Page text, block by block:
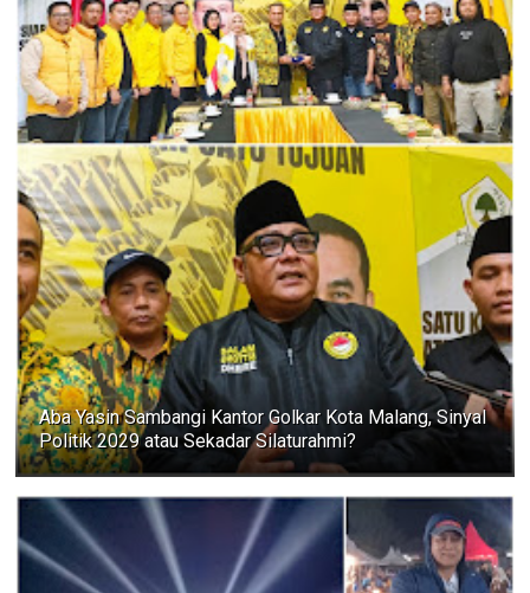
Aba Yasin Sambangi Kantor Golkar Kota Malang, Sinyal
Politik 2029 atau Sekadar Silaturahmi?